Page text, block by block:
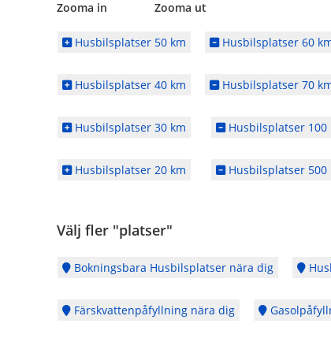
Zooma in Zooma ut
Husbilsplatser 50 km Husbilsplatser 60
Husbilsplatser 40 km Husbilsplatser 70
Husbilsplatser 30 km Husbilsplatser 100
Husbilsplatser 20 km Husbilsplatser 500
Välj fler "platser"
Bokningsbara Husbilsplatser nära dig
Färskvattenpåfyllning nära dig